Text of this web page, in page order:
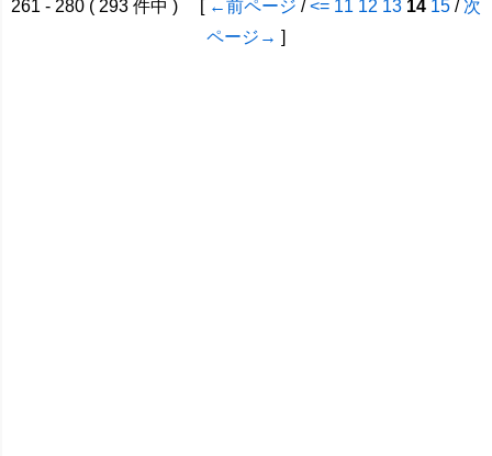
261 - 280 ( 293 件中 ) [ ←前ページ /<= 11 12 13 14 15 / 次
ページ→ ]